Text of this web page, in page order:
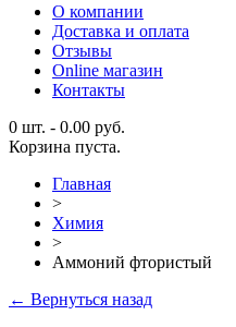
О компании
Доставка и оплата
Отзывы
Online магазин
Контакты
0 шт. - 0.00 руб.
Корзина пуста.
Главная
>
Химия
>
Аммоний фтористый
← Вернуться назад